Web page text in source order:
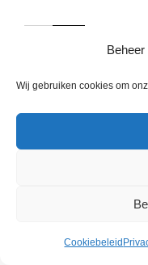
Wij gebruiken cookies om
Cookiebeleid